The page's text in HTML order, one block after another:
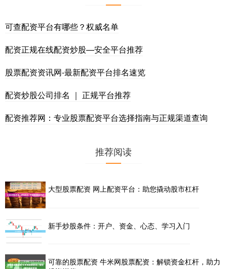
可查配资平台有哪些？权威名单
配资正规在线配资炒股—安全平台推荐
股票配资资讯网-最新配资平台排名速览
配资炒股公司排名 ｜ 正规平台推荐
配资推荐网：专业股票配资平台选择指南与正规渠道查询
推荐阅读
大型股票配资 网上配资平台：助您撬动股市杠杆
新手炒股条件：开户、资金、心态、学习入门
可靠的股票配资 牛米网股票配资：解锁资金杠杆，助力